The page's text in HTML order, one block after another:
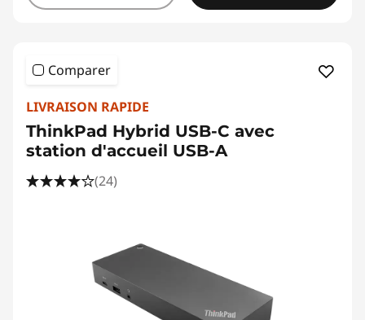
Comparer
LIVRAISON RAPIDE
ThinkPad Hybrid USB-C avec
station d'accueil USB-A
(24)